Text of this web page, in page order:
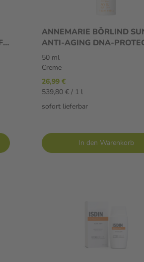
ANNEMARIE BÖRLIND
ANTI-AGING DNA-
Creme LSF 30 50 ml Creme
50 ml
Creme
26,99 €
539,80 € / 1 l
sofort lieferbar
In den Warenkorb